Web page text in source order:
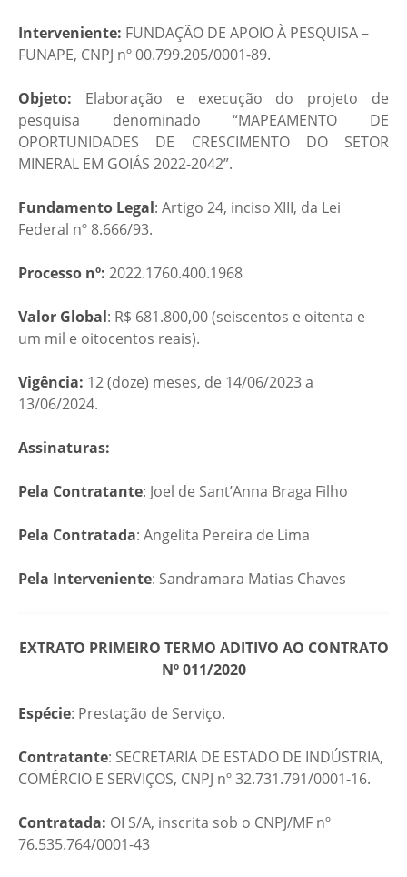
Interveniente: FUNDAÇÃO DE APOIO À PESQUISA –
FUNAPE, CNPJ nº 00.799.205/0001-89.
Objeto: Elaboração e execução do projeto de
pesquisa denominado “MAPEAMENTO DE
OPORTUNIDADES DE CRESCIMENTO DO SETOR
MINERAL EM GOIÁS 2022-2042”.
Fundamento Legal: Artigo 24, inciso XIII, da Lei
Federal nº 8.666/93.
Processo nº: 2022.1760.400.1968
Valor Global: R$ 681.800,00 (seiscentos e oitenta e
um mil e oitocentos reais).
Vigência: 12 (doze) meses, de 14/06/2023 a
13/06/2024.
Assinaturas:
Pela Contratante: Joel de Sant’Anna Braga Filho
Pela Contratada: Angelita Pereira de Lima
Pela Interveniente: Sandramara Matias Chaves
EXTRATO PRIMEIRO TERMO ADITIVO AO CONTRATO
Nº 011/2020
Espécie: Prestação de Serviço.
Contratante: SECRETARIA DE ESTADO DE INDÚSTRIA,
COMÉRCIO E SERVIÇOS, CNPJ nº 32.731.791/0001-16.
Contratada: OI S/A, inscrita sob o CNPJ/MF nº
76.535.764/0001-43